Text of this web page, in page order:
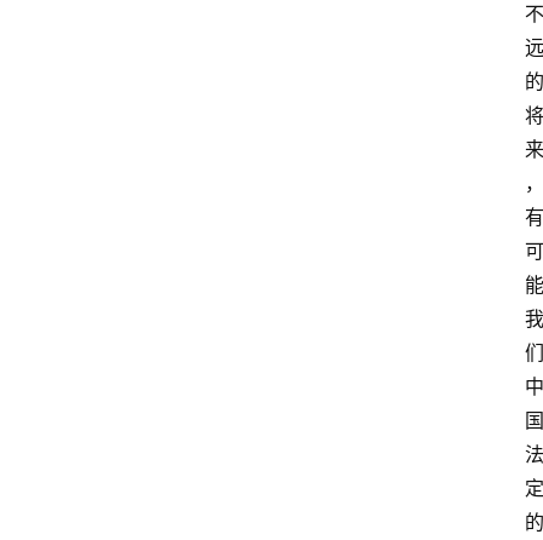
不
远
的
将
来
，
有
可
能
我
们
中
国
法
定
的